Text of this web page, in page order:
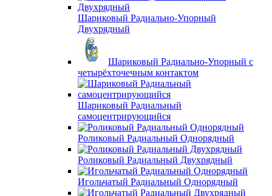
Шариковый Радиально-Упорный
Двухрядный
Шариковый Радиально-Упорный с
четырёхточечным контактом
Шариковый Радиальный
самоцентрирующийся
Роликовый Радиальный Однорядный
Роликовый Радиальный Двухрядный
Игольчатый Радиальный Однорядный